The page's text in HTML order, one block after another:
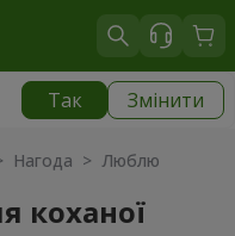
Так Змінити
Нагода > Люблю
коханої